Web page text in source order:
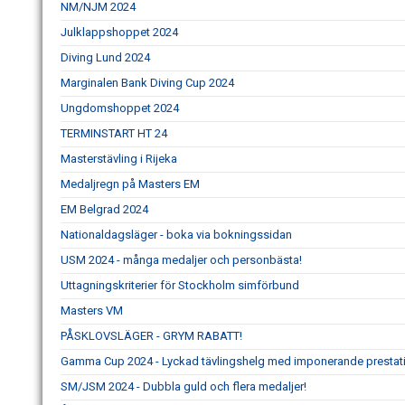
NM/NJM 2024
Julklappshoppet 2024
Diving Lund 2024
Marginalen Bank Diving Cup 2024
Ungdomshoppet 2024
TERMINSTART HT 24
Masterstävling i Rijeka
Medaljregn på Masters EM
EM Belgrad 2024
Nationaldagsläger - boka via bokningssidan
USM 2024 - många medaljer och personbästa!
Uttagningskriterier för Stockholm simförbund
Masters VM
PÅSKLOVSLÄGER - GRYM RABATT!
Gamma Cup 2024 - Lyckad tävlingshelg med imponerande
SM/JSM 2024 - Dubbla guld och flera medaljer!